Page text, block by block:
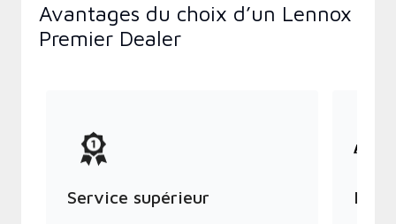
Avantages du choix d’un Lennox
Premier Dealer
Service supérieur